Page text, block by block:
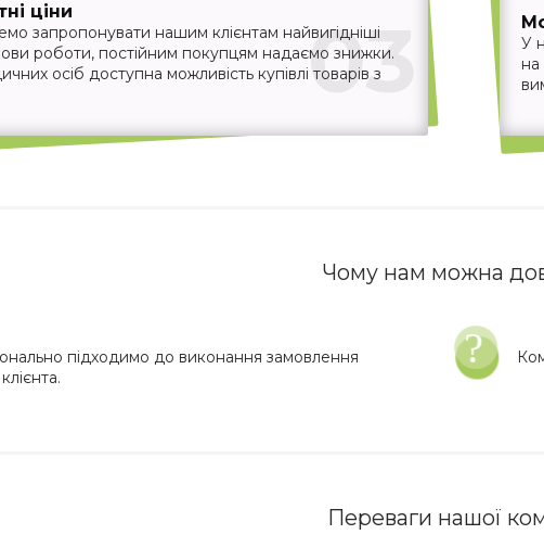
03
ціни
запропонувати нашим клієнтам найвигідніші
роботи, постійним покупцям надаємо знижки.
осіб доступна можливість купівлі товарів з
У
на
Чому нам можна
підходимо до виконання замовлення
Переваги нашої